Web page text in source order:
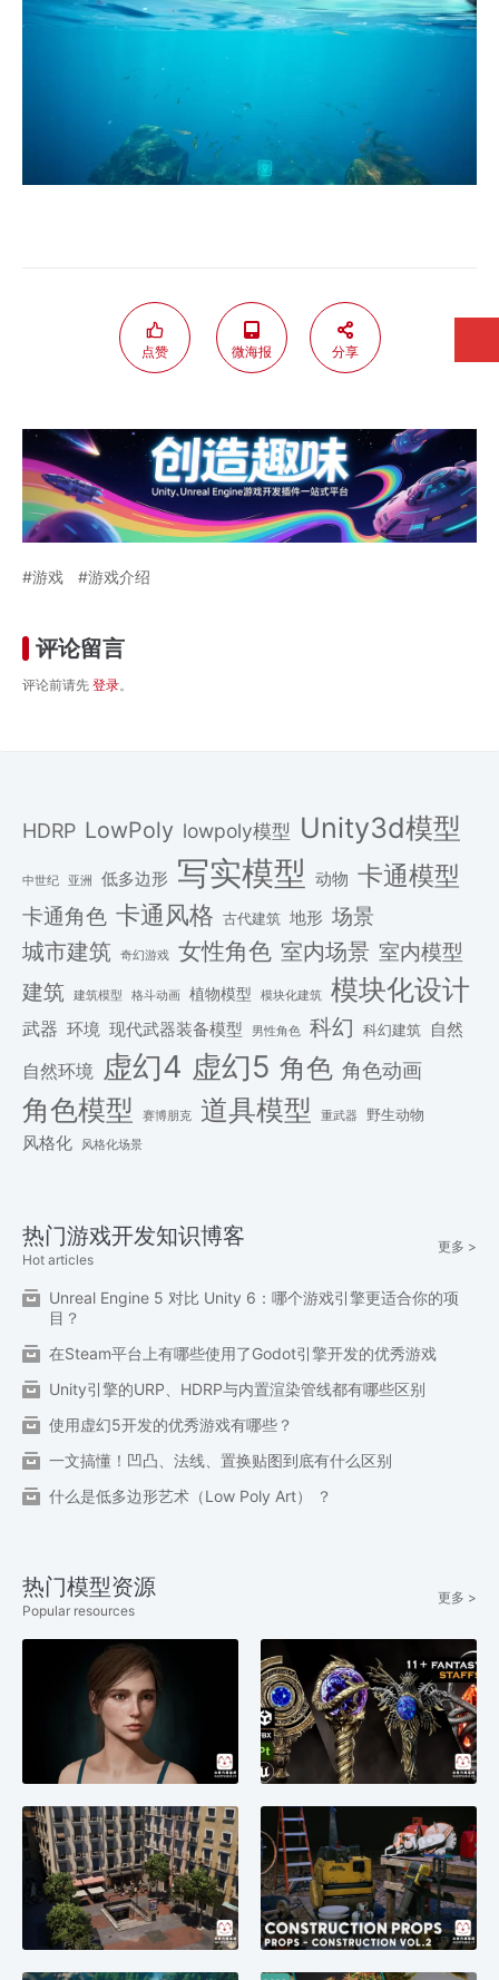
点赞 微海报 分享
游戏 游戏介绍
评论留言
评论前请先 登录。
HDRP LowPoly lowpoly模型 Unity3d模型
中世纪 亚洲 低多边形 写实模型 动物 卡通模型
卡通角色 卡通风格 古代建筑 地形 场景
城市建筑
奇幻游戏 女性角色 室内场景 室内模型
建筑 建筑模型 格斗动画 植物模型 模块化建筑 模块化设计
武器 环境 现代武器装备模型 男性角色 科幻 科幻建筑 自然
自然环境 虚幻4 虚幻5 角色 角色动画
角色模型 赛博朋克 道具模型 重武器 野生动物
风格化 风格化场景
热门游戏开发知识博客
Hot articles
更多 >
Unreal Engine 5 对比 Unity 6：哪个游戏引擎更适合你的项
目？
在Steam平台上有哪些使用了Godot引擎开发的优秀游戏
Unity引擎的URP、HDRP与内置渲染管线都有哪些区别
使用虚幻5开发的优秀游戏有哪些？
一文搞懂！凹凸、法线、置换贴图到底有什么区别
什么是低多边形艺术（Low Poly Art） ？
热门模型资源
Popular resources
更多 >